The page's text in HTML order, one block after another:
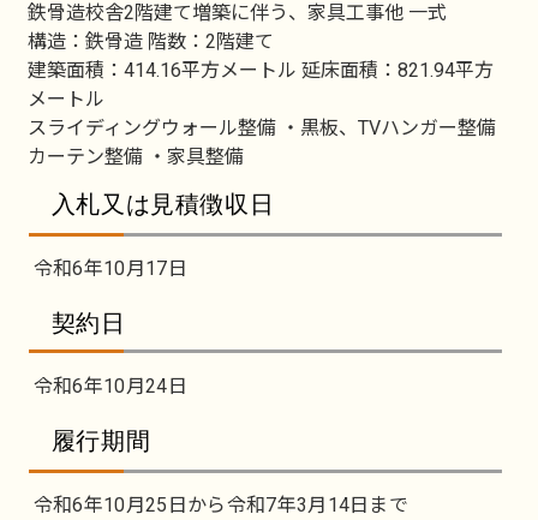
鉄骨造校舎2階建て増築に伴う、家具工事他 一式
構造：鉄骨造 階数：2階建て
建築面積：414.16平方メートル 延床面積：821.94平方
メートル
スライディングウォール整備 ・黒板、TVハンガー整備
カーテン整備 ・家具整備
入札又は見積徴収日
令和6年10月17日
契約日
令和6年10月24日
履行期間
令和6年10月25日から令和7年3月14日まで